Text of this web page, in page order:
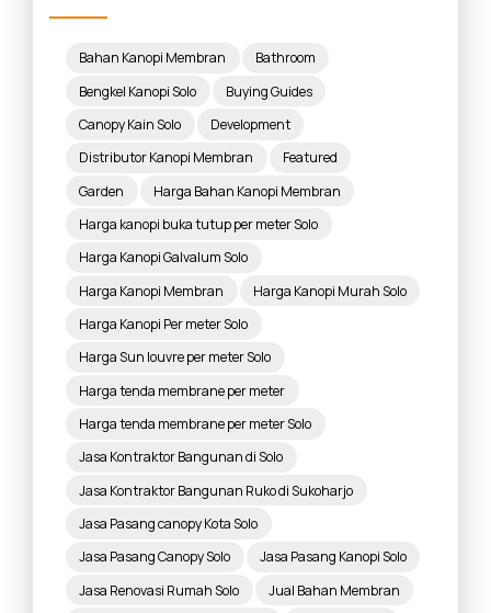
Bahan Kanopi Membran
Bathroom
Bengkel Kanopi Solo
Buying Guides
Canopy Kain Solo
Development
Distributor Kanopi Membran
Featured
Garden
Harga Bahan Kanopi Membran
Harga kanopi buka tutup per meter Solo
Harga Kanopi Galvalum Solo
Harga Kanopi Membran
Harga Kanopi Murah Solo
Harga Kanopi Per meter Solo
Harga Sun louvre per meter Solo
Harga tenda membrane per meter
Harga tenda membrane per meter Solo
Jasa Kontraktor Bangunan di Solo
Jasa Kontraktor Bangunan Ruko di Sukoharjo
Jasa Pasang canopy Kota Solo
Jasa Pasang Canopy Solo
Jasa Pasang Kanopi Solo
Jasa Renovasi Rumah Solo
Jual Bahan Membran